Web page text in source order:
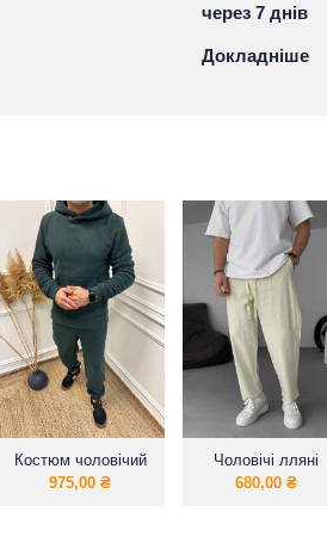
через 7 днів
Докладніше
Костюм чоловічий
двійка,
975,00₴
Чоловічі лляні
штани
680,00₴